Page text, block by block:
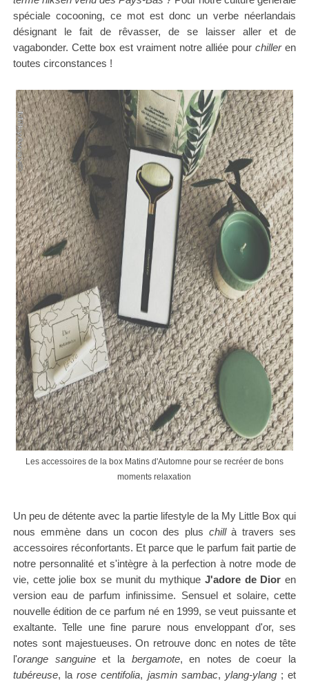
spéciale cocooning, ce mot est donc un verbe néerlandais
désignant le fait de rêvasser, de se laisser aller et de
vagabonder. Cette box est vraiment notre alliée pourchilleren
toutes circonstances !
Les accessoires de la box Matins d'Automne pour se recréer de bons
moments relaxation
Un peu de détente avec la partie lifestyle de la My Little Box qui
nous emmène dans un cocon des plus chillà travers ses
accessoires réconfortants. Et parce que le parfum fait partie de
notre personnalité et s'intègre à la perfection à notre mode de
vie, cette jolie box se munit du mythique J'adore de Dior en
version eau de parfum infinissime. Sensuel et solaire, cette
nouvelle édition de ce parfum né en 1999, se veut puissante et
exaltante. Telle une fine parure nous enveloppant d'or, ses
notes sont majestueuses.On retrouve donc en notes de tête
l'orange sanguineet la bergamote, en notes de coeur la
tubéreuse, larose centifolia, jasmin sambac, ylang-ylang; et